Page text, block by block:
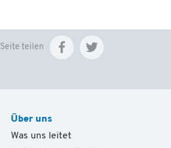
Seite teilen
Über uns
Was uns leitet